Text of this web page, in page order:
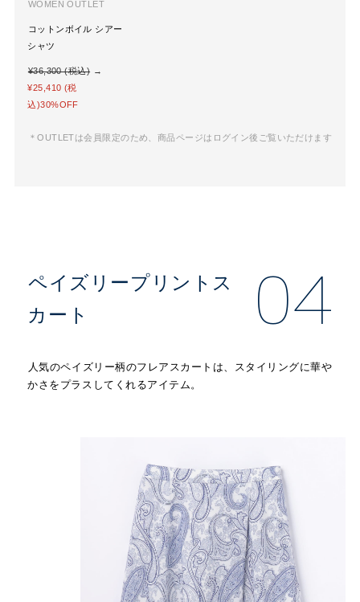
WOMEN OUTLET
コットンボイル シアー
シャツ
¥36,300 (税込)→
¥25,410 (税
込)30%OFF
＊OUTLETは会員限定のため、商品ページはログイン後ご覧いただけます
ペイズリープリントス
カート
04
人気のペイズリー柄のフレアスカートは、スタイリングに華や
かさをプラスしてくれるアイテム。